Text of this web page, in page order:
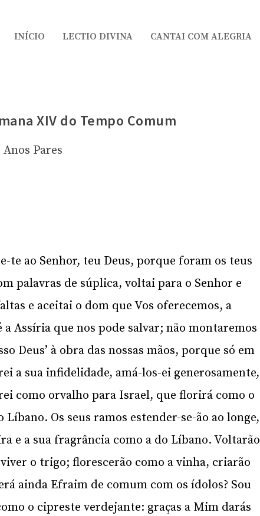
INÍCIO LECTIO DIVINA CANTAI COM ALEGRIA
XIV do Tempo Comum
Anos Pares
te ao Senhor, teu Deus, porque foram os teus
palavras de súplica, voltai para o Senhor e
e aceitai o dom que Vos oferecemos, a
a Assíria que nos pode salvar; não montaremos
Deus’ à obra das nossas mãos, porque só em
a sua infidelidade, amá-los-ei generosamente,
como orvalho para Israel, que florirá como o
Os seus ramos estender-se-ão ao longe,
e a sua fragrância como a do Líbano. Voltarão
o trigo; florescerão como a vinha, criarão
ainda Efraim de comum com os ídolos? Sou
o cipreste verdejante: graças a Mim darás